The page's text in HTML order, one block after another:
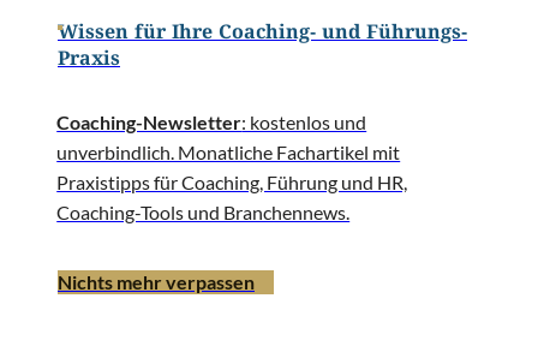
Wissen für Ihre Coaching- und Führungs-
Praxis
Coaching-Newsletter: kostenlos und
unverbindlich. Monatliche Fachartikel mit
Praxistipps für Coaching, Führung und HR,
Coaching-Tools und Branchennews.
Nichts mehr verpassen